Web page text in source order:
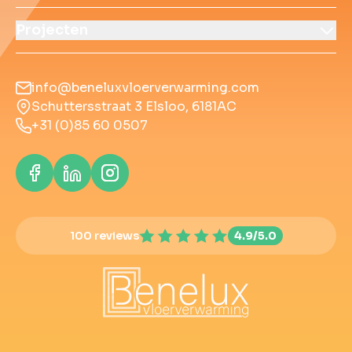
info@beneluxvloerverwarming.com
Schuttersstraat 3 Elsloo, 6181AC
+31 (0)85 60 0507
100 reviews 4.9/5.0